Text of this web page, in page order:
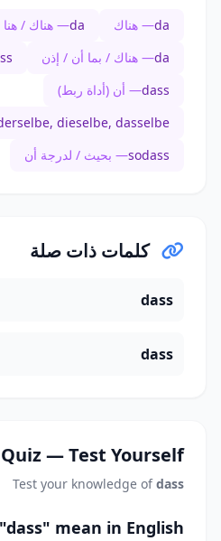
da— هناك da— هناك / هنا
da— هناك / بما أن / إذن
dass— أن (أداة ربط)
dieselbe, dasselbe
sodass— بحيث / لدرجة أن
كلمات ذات صلة
dass
dass
— Test Yourself
Test your knowledge ofdass
mean in English?